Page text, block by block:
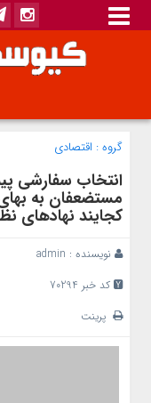
گروه : اقتصادی
انتخاب سفارشی
مستضعفان به بهای
کجایند نهادهای
نویسنده : admin
کد خبر 70294
پرینت